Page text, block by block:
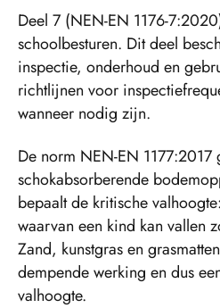
Deel 7 (NEN-EN 1176-
schoolbesturen. Dit deel
inspectie, onderhoud en
richtlijnen voor
wanneer nodig zijn.
De norm NEN-EN 1177:2017
schokabsorberende
bepaalt de kritische
waarvan een kind kan vallen
Zand, kunstgras en
dempende werking en dus
valhoogte.